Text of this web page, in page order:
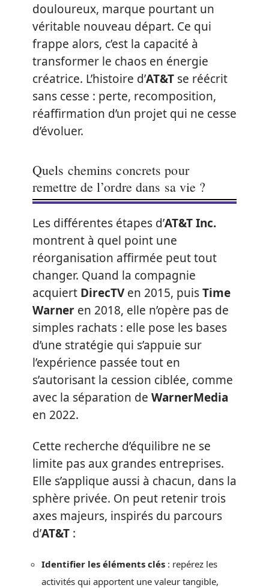
douloureux, marque pourtant un
véritable nouveau départ. Ce qui
frappe alors, c’est la capacité à
transformer le chaos en énergie
créatrice. L’histoire d’AT&T se réécrit
sans cesse : perte, recomposition,
réaffirmation d’un projet qui ne cesse
d’évoluer.
Quels chemins concrets pour
remettre de l’ordre dans sa vie ?
Les différentes étapes d’AT&T Inc.
montrent à quel point une
réorganisation affirmée peut tout
changer. Quand la compagnie
acquiert DirecTVen 2015, puisTime
Warner en 2018, elle n’opère pas de
simples rachats : elle pose les bases
d’une stratégie qui s’appuie sur
l’expérience passée tout en
s’autorisant la cession ciblée, comme
avec la séparation de WarnerMedia
en 2022.
Cette recherche d’équilibre ne se
limite pas aux grandes entreprises.
Elle s’applique aussi à chacun, dans la
sphère privée. On peut retenir trois
axes majeurs, inspirés du parcours
d’AT&T :
Identifier les éléments clés : repérez les
activités qui apportent une valeur tangible,